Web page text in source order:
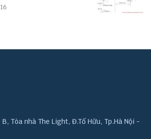
Tòa nhà The Light, Đ.Tố Hữu, Tp.Hà Nội -